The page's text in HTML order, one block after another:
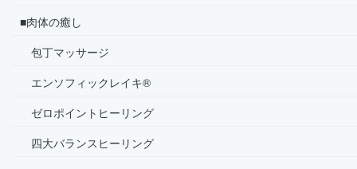
■肉体の癒し
包丁マッサージ
エンソフィックレイキ®
ゼロポイントヒーリング
四大バランスヒーリング